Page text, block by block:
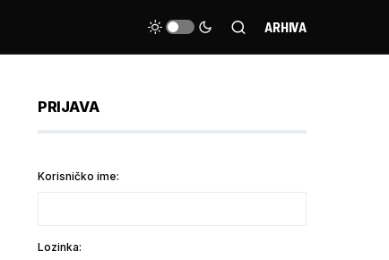
ARHIVA
PRIJAVA
Korisničko ime:
Lozinka: